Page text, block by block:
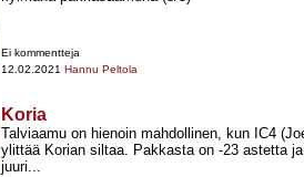
Ei kommentteja
12.02.2021 Hannu Peltola
Koria
Talviaamu on hienoin mahdollinen, kun IC4
ylittää Korian siltaa. Pakkasta on -​23 astetta
juuri...